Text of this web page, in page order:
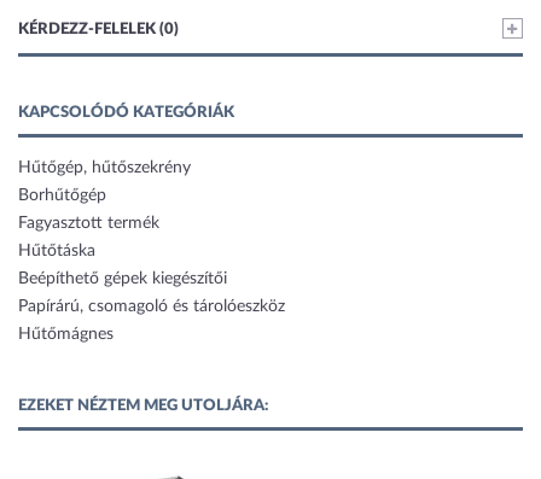
KÉRDEZZ-FELELEK (0)
KAPCSOLÓDÓ KATEGÓRIÁK
Hűtőgép, hűtőszekrény
Borhűtőgép
Fagyasztott termék
Hűtőtáska
Beépíthető gépek kiegészítői
Papírárú, csomagoló és tárolóeszköz
Hűtőmágnes
EZEKET NÉZTEM MEG UTOLJÁRA: